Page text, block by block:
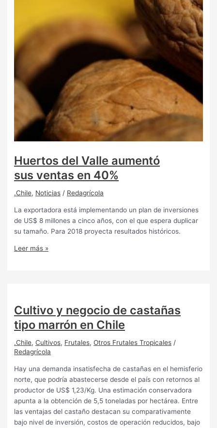
Huertos del Valle aumentó
sus ventas en 40%
.Chile, Noticias / Redagrícola
La exportadora está implementando un plan de inversiones
de US$ 8 millones a cinco años, con el que espera duplicar
su tamaño. Para 2018 proyecta resultados históricos.
Leer más »
Cultivo y negocio de castañas
tipo marrón en Chile
.Chile, Cultivos, Frutales, Otros Frutales Tropicales /
Redagrícola
Hay una demanda insatisfecha de castañas en el hemisferio
norte, que podría abastecerse desde el país con retornos al
productor de US$ 1,23/Kg. Una estimación conservadora
apunta a la obtención de 5,5 toneladas por hectárea. Entre
las ventajas del castaño destacan su comparativamente
bajo nivel de inversión, costos de operación reducidos, bajo